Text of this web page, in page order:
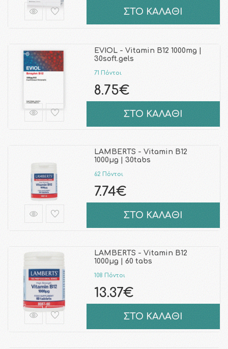
ΣΤΟ ΚΑΛΑΘΙ
EVIOL - Vitamin B12 1000mg |
30soft.gels
71 Πόντοι
8.75€
ΣΤΟ ΚΑΛΑΘΙ
LAMBERTS - Vitamin B12
1000μg | 30tabs
62 Πόντοι
7.74€
ΣΤΟ ΚΑΛΑΘΙ
LAMBERTS - Vitamin B12
1000μg | 60 tabs
108 Πόντοι
13.37€
ΣΤΟ ΚΑΛΑΘΙ